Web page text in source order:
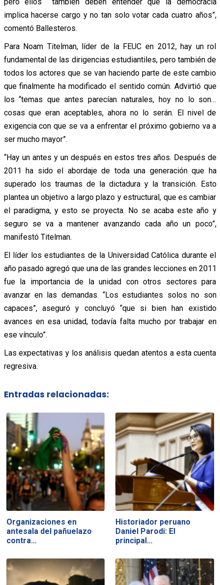
implica hacerse cargo y no tan solo votar cada cuatro años”,
comentó Ballesteros.
Para Noam Titelman, líder de la FEUC en 2012, hay un rol
fundamental de las dirigencias estudiantiles, pero también de
todos los actores que se van haciendo parte de este cambio
que finalmente ha modificado el sentido común. Advirtió que
los “temas que antes parecían naturales, hoy no lo son…
cosas que eran aceptables, ahora no lo serán. El nivel de
exigencia con que se va a enfrentar el próximo gobierno va a
ser mucho mayor”.
“Hay un antes y un después en estos tres años. Después de
2011 ha sido el abordaje de toda una generación que ha
superado los traumas de la dictadura y la transición. Esto
plantea un objetivo a largo plazo y estructural, que es cambiar
el paradigma, y esto se proyecta. No se acaba este año y
seguro se va a mantener avanzando cada año un poco”,
manifestó Titelman.
El líder los estudiantes de la Universidad Católica durante el
año pasado agregó que una de las grandes lecciones en 2011
fue la importancia de la unidad con otros sectores para
avanzar en las demandas. “Los estudiantes solos no son
capaces”, aseguró y concluyó “que si bien han existido
avances en esa unidad, todavía falta mucho por trabajar en
ese vínculo”.
Las expectativas y los análisis quedan atentos a esta cuenta
regresiva.
Entradas relacionadas:
Organizaciones en
antesala del pañuelazo
contra…
Historiador peruano
Daniel Parodi: El
principal…